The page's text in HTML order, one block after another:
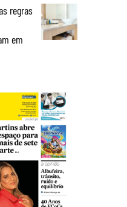
regras
em